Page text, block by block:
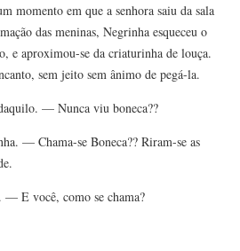
momento em que a senhora saiu da sala
das meninas, Negrinha esqueceu o
e aproximou-se da criaturinha de louça.
sem jeito sem ânimo de pegá-la.
— Nunca viu boneca??
— Chama-se Boneca?? Riram-se as
E você, como se chama?